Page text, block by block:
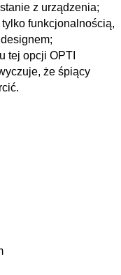
z urządzenia;
funkcjonalnością,
tej opcji OPTI
że śpiący